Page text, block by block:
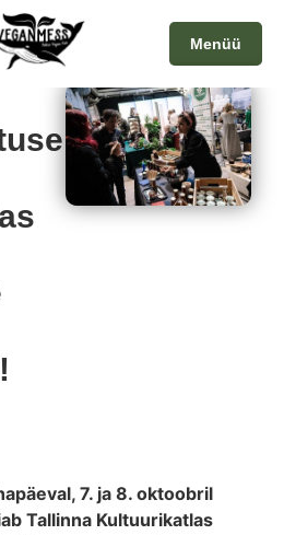
Menüü
Sulge
7. ja 8. oktoobril
Tallinna Kultuurikatlas